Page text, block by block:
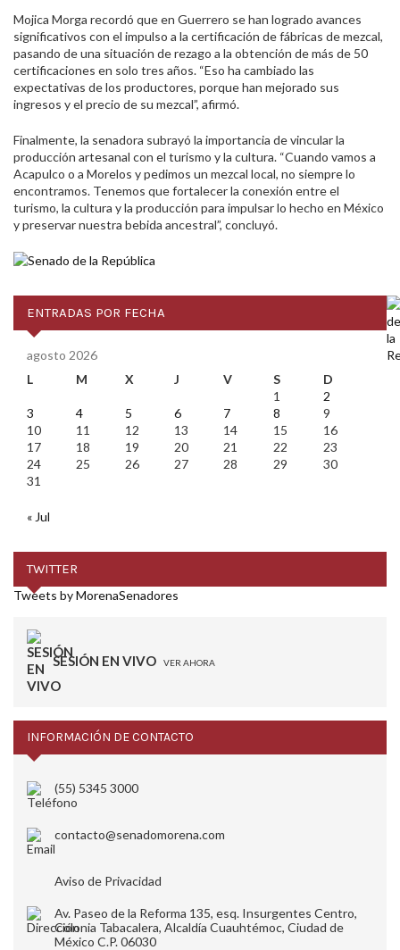
Mojica Morga recordó que en Guerrero se han logrado avances
significativos con el impulso a la certificación de fábricas de mezcal,
pasando de una situación de rezago a la obtención de más de 50
certificaciones en solo tres años. “Eso ha cambiado las
expectativas de los productores, porque han mejorado sus
ingresos y el precio de su mezcal”, afirmó.
Finalmente, la senadora subrayó la importancia de vincular la
producción artesanal con el turismo y la cultura. “Cuando vamos a
Acapulco o a Morelos y pedimos un mezcal local, no siempre lo
encontramos. Tenemos que fortalecer la conexión entre el
turismo, la cultura y la producción para impulsar lo hecho en México
y preservar nuestra bebida ancestral”, concluyó.
ENTRADAS POR FECHA
agosto 2026
L
M X J V S
D
1
2
3
4 5 6 7 8
9
10
11 12 13 14 15
16
17
18 19 20 21 22
23
24
25 26 27 28 29
30
31
« Jul
TWITTER
Tweets by MorenaSenadores
SESIÓN EN VIVO VER AHORA
INFORMACIÓN DE CONTACTO
(55) 5345 3000
contacto@senadomorena.com
Aviso de Privacidad
Av. Paseo de la Reforma 135, esq. Insurgentes Centro,
Colonia Tabacalera, Alcaldía Cuauhtémoc, Ciudad de
México C.P. 06030